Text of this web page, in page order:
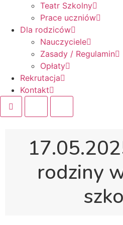
Teatr Szkolny
Prace uczniów
Dla rodziców
Nauczyciele
Zasady / Regulamin
Opłaty
Rekrutacja
Kontakt
rodziny